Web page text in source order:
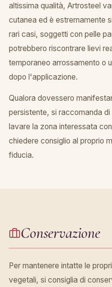
altissima qualità, Artrosteel
cutanea ed è estremamente
rari casi, soggetti con pelle
potrebbero riscontrare lievi
temporaneo arrossamento o
dopo l'applicazione.
Qualora dovessero
persistente, si raccomanda
lavare la zona interessata
chiedere consiglio al proprio
fiducia.
Conservazione
Per mantenere intatte le
vegetali, si consiglia di